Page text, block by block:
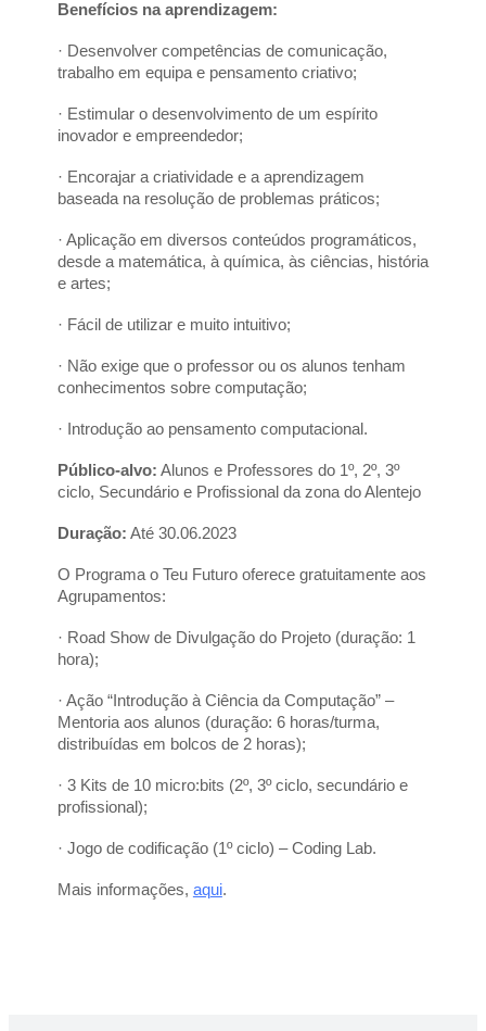
Benefícios na aprendizagem:
· Desenvolver competências de comunicação,
trabalho em equipa e pensamento criativo;
· Estimular o desenvolvimento de um espírito
inovador e empreendedor;
· Encorajar a criatividade e a aprendizagem
baseada na resolução de problemas práticos;
· Aplicação em diversos conteúdos programáticos,
desde a matemática, à química, às ciências, história
e artes;
· Fácil de utilizar e muito intuitivo;
· Não exige que o professor ou os alunos tenham
conhecimentos sobre computação;
· Introdução ao pensamento computacional.
Público-alvo: Alunos e Professores do 1º, 2º, 3º
ciclo, Secundário e Profissional da zona do Alentejo
Duração: Até 30.06.2023
O Programa o Teu Futuro oferece gratuitamente aos
Agrupamentos:
· Road Show de Divulgação do Projeto (duração: 1
hora);
· Ação “Introdução à Ciência da Computação” –
Mentoria aos alunos (duração: 6 horas/turma,
distribuídas em bolcos de 2 horas);
· 3 Kits de 10 micro:bits (2º, 3º ciclo, secundário e
profissional);
· Jogo de codificação (1º ciclo) – Coding Lab.
Mais informações, aqui.